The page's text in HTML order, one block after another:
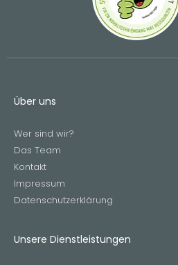
Über uns
Wer sind wir?
Das Team
Kontakt
Impressum
Datenschutzerklärung
Unsere Dienstleistungen